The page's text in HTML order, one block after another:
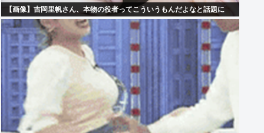
【画像】吉岡里帆さん、本物の役者ってこういうもんだよなと話題に